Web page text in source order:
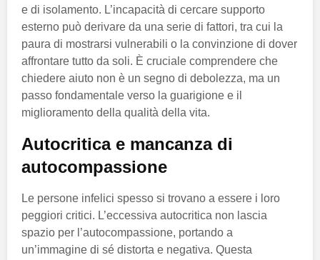
e di isolamento. L’incapacità di cercare supporto
esterno può derivare da una serie di fattori, tra cui la
paura di mostrarsi vulnerabili o la convinzione di dover
affrontare tutto da soli. È cruciale comprendere che
chiedere aiuto non è un segno di debolezza, ma un
passo fondamentale verso la guarigione e il
miglioramento della qualità della vita.
Autocritica e mancanza di
autocompassione
Le persone infelici spesso si trovano a essere i loro
peggiori critici. L’eccessiva autocritica non lascia
spazio per l’autocompassione, portando a
un’immagine di sé distorta e negativa. Questa